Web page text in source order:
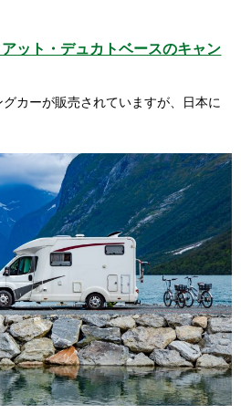
ット・デュカトベースのキャン
カーが販売されていますが、日本に